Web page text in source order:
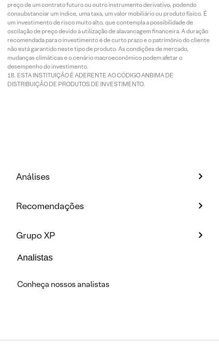
preço de um contrato futuro ou outro instrumento derivativo, podendo
consubstanciar um índice, uma taxa, um valor mobiliário ou produto físico. É
um investimento de risco muito alto, que contempla a possibilidade de
oscilação de preço devido à utilização de alavancagem financeira. A duração
recomendada para o investimento é de curto prazo e o patrimônio do cliente
não está garantido neste tipo de produto. As condições de mercado,
mudanças climáticas e o cenário macroeconômico podem afetar o
desempenho do investimento.
ESTA INSTITUIÇÃO É ADERENTE AO CÓDIGO ANBIMA DE
DISTRIBUIÇÃO DE PRODUTOS DE INVESTIMENTO.
Análises
Recomendações
Grupo XP
Analistas
Conheça nossos analistas